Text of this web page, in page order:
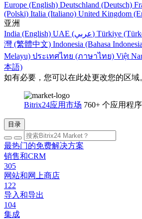
Europe (English) Deutschland (Deutsch)
(Polski) Italia (Italiano) United Kingdom
亚洲
India (English)
UAE (عربي) Türkiye
灣 (繁體中文) Indonesia (Bahasa
Melayu) ประเทศไทย (ภาษาไทย) Việt
本語)
如有必要，您可以在此处更改您的区域
Bitrix24应用市场 760+ 个应用程序
目录
最热门的免费解决方案
销售和CRM
305
网站和网上商店
122
导入和导出
104
集成